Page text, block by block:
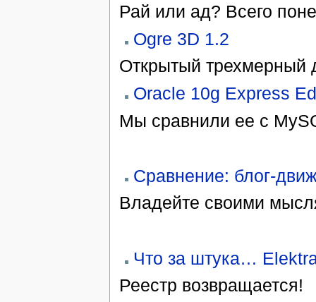
Рай или ад? Всего
Ogre 3D 1.2
Открытый трехмерный
Oracle 10g Express
Мы сравнили ее с
Сравнение: блог-
Владейте своими
Что за штука…
Реестр возвращается!